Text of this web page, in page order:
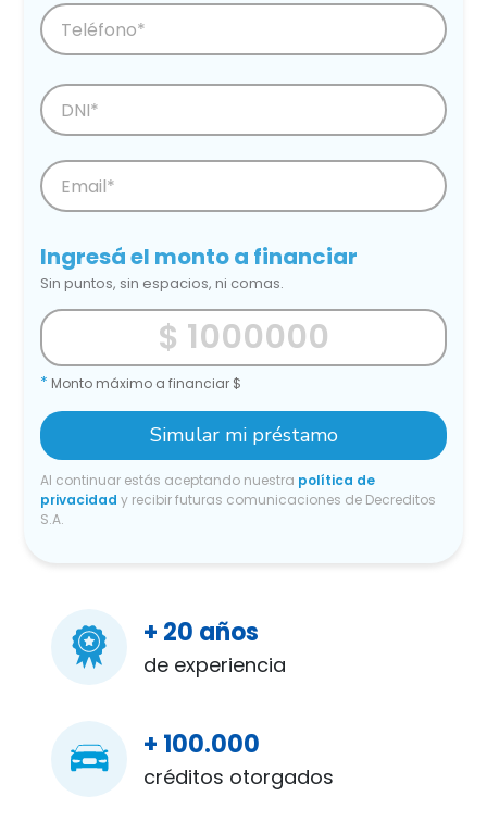
Ingresá el monto a financiar
Sin puntos, sin espacios, ni comas.
* Monto máximo a financiar $
Simular mi préstamo
Al continuar estás aceptando nuestra política de
privacidad y recibir futuras comunicaciones de Decreditos
S.A.
+ 20 años
de experiencia
+ 100.000
créditos otorgados